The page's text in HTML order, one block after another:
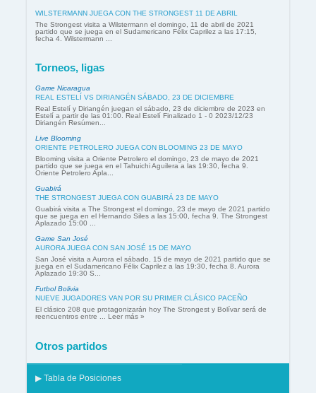
WILSTERMANN JUEGA CON THE STRONGEST 11 DE ABRIL
The Strongest visita a Wilstermann el domingo, 11 de abril de 2021
partido que se juega en el Sudamericano Félix Caprilez a las 17:15,
fecha 4. Wilstermann ...
Torneos, ligas
Game Nicaragua
REAL ESTELÍ VS DIRIANGÉN SÁBADO, 23 DE DICIEMBRE
Real Estelí y Diriangén juegan el sábado, 23 de diciembre de 2023 en
Estelí a partir de las 01:00. Real Estelí Finalizado 1 - 0 2023/12/23
Diriangén Resúmen...
Live Blooming
ORIENTE PETROLERO JUEGA CON BLOOMING 23 DE MAYO
Blooming visita a Oriente Petrolero el domingo, 23 de mayo de 2021
partido que se juega en el Tahuichi Aguilera a las 19:30, fecha 9.
Oriente Petrolero Apla...
Guabirá
THE STRONGEST JUEGA CON GUABIRÁ 23 DE MAYO
Guabirá visita a The Strongest el domingo, 23 de mayo de 2021 partido
que se juega en el Hernando Siles a las 15:00, fecha 9. The Strongest
Aplazado 15:00 ...
Game San José
AURORA JUEGA CON SAN JOSÉ 15 DE MAYO
San José visita a Aurora el sábado, 15 de mayo de 2021 partido que se
juega en el Sudamericano Félix Caprilez a las 19:30, fecha 8. Aurora
Aplazado 19:30 S...
Futbol Bolivia
NUEVE JUGADORES VAN POR SU PRIMER CLÁSICO PACEÑO
El clásico 208 que protagonizarán hoy The Strongest y Bolívar será de
reencuentros entre ... Leer más »
Otros partidos
▶ Tabla de Posiciones